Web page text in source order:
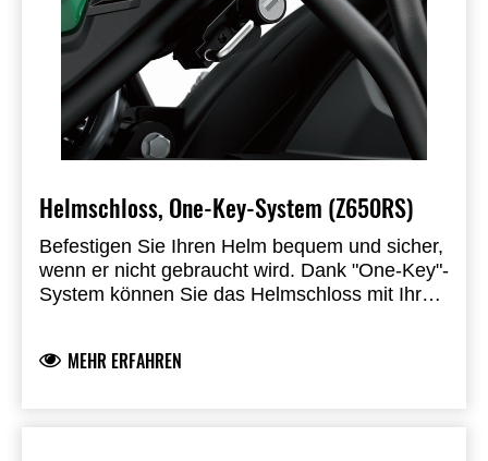
Helmschloss, One-Key-System (Z650RS)
Befestigen Sie Ihren Helm bequem und sicher,
wenn er nicht gebraucht wird. Dank "One-Key"-
System können Sie das Helmschloss mit Ihrem
erforderlich.
MEHR ERFAHREN